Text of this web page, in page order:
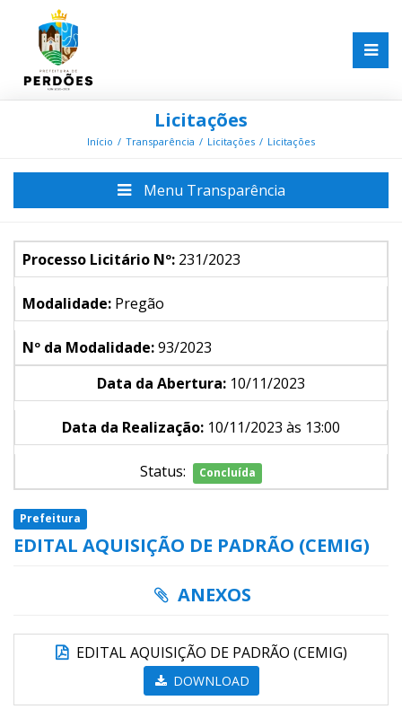
Licitações
Início Transparência Licitações Licitações
Menu Transparência
Processo Licitário Nº: 231/2023
Modalidade: Pregão
Nº da Modalidade:93/2023
Data da Abertura: 10/11/2023
Data da Realização: 10/11/2023 às 13:00
Status: Concluída
Prefeitura
EDITAL AQUISIÇÃO DE PADRÃO (CEMIG)
ANEXOS
EDITAL AQUISIÇÃO DE PADRÃO (CEMIG)
DOWNLOAD